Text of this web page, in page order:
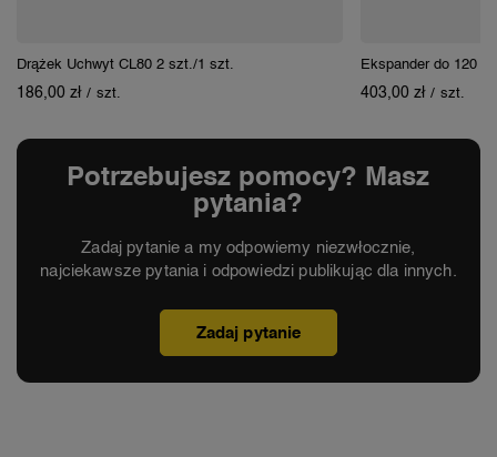
Drążek Uchwyt CL80 2 szt./1 szt.
186,00 zł / szt.
Ekspander do 120 kg
403,00 zł / szt.
Potrzebujesz pomocy? Masz
pytania?
Zadaj pytanie a my odpowiemy niezwłocznie,
najciekawsze pytania i odpowiedzi publikując dla innych.
Zadaj pytanie